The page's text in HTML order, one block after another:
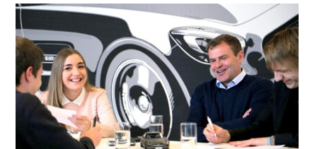
MIT
DER
WGV